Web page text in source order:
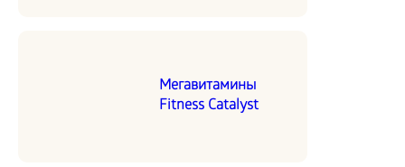
Мегавитамины
Fitness Catalyst